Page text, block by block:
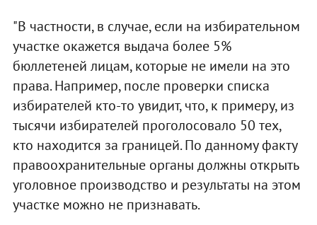
"В частности, в случае, если на избирательном
участке окажется выдача более 5%
бюллетеней лицам, которые не имели на это
права. Например, после проверки списка
избирателей кто-то увидит, что, к примеру, из
тысячи избирателей проголосовало 50 тех,
кто находится за границей. По данному факту
правоохранительные органы должны открыть
уголовное производство и результаты на этом
участке можно не признавать.